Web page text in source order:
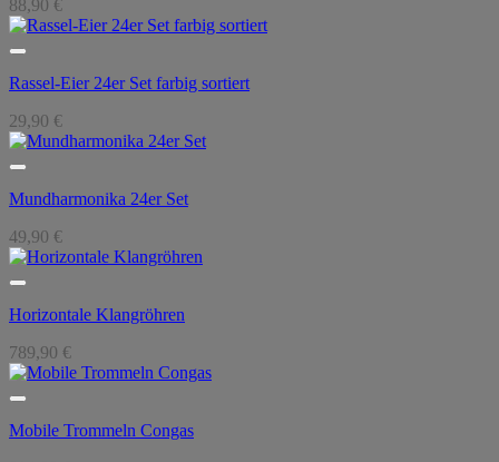
88,90 €
Rassel-Eier 24er Set farbig sortiert
29,90 €
Mundharmonika 24er Set
49,90 €
Horizontale Klangröhren
789,90 €
Mobile Trommeln Congas